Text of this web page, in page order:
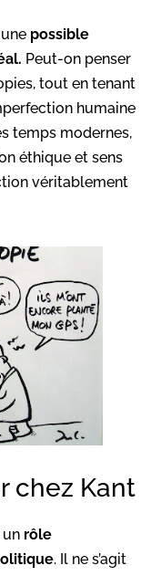
possible
Peut-on penser
tout en tenant
humaine
temps modernes,
éthique et sens
véritablement
chez Kant
un rôle
. Il ne s’agit